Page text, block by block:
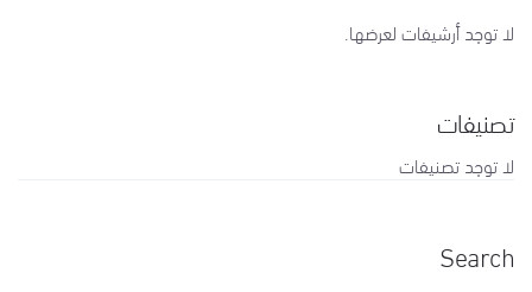
لا توجد أرشيفات لعرضها.
تصنيفات
لا توجد تصنيفات
Search